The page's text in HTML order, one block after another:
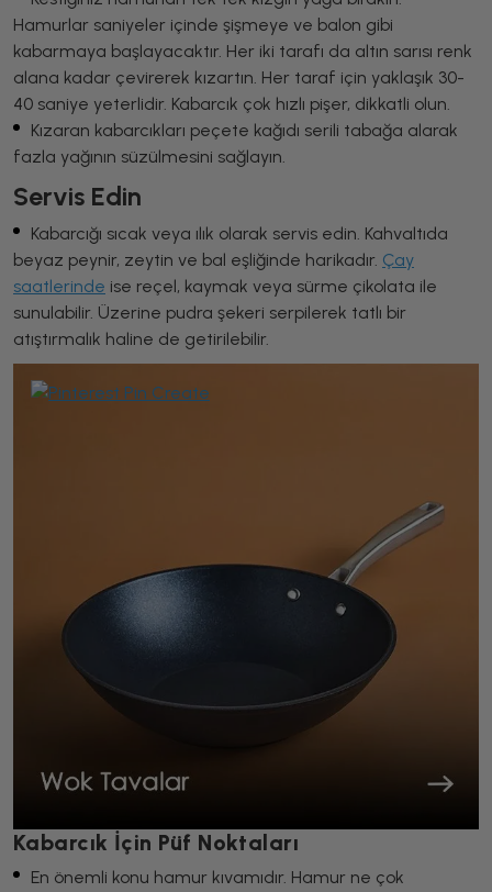
Hamurlar saniyeler içinde şişmeye ve balon gibi
kabarmaya başlayacaktır. Her iki tarafı da altın sarısı renk
alana kadar çevirerek kızartın. Her taraf için yaklaşık 30-
40 saniye yeterlidir. Kabarcık çok hızlı pişer, dikkatli olun.
Kızaran kabarcıkları peçete kağıdı serili tabağa alarak
fazla yağının süzülmesini sağlayın.
Servis Edin
Kabarcığı sıcak veya ılık olarak servis edin. Kahvaltıda
beyaz peynir, zeytin ve bal eşliğinde harikadır. Çay
saatlerinde ise reçel, kaymak veya sürme çikolata ile
sunulabilir. Üzerine pudra şekeri serpilerek tatlı bir
atıştırmalık haline de getirilebilir.
Kabarcık İçin Püf Noktaları
En önemli konu hamur kıvamıdır. Hamur ne çok